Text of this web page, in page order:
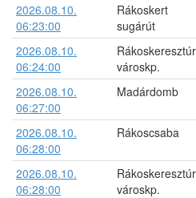
2026.08.10.
06:23:00
Rákoskert
sugárút
2026.08.10.
06:24:00
városkp.
2026.08.10.
06:27:00
Madárdomb
2026.08.10.
06:28:00
Rákoscsaba
2026.08.10.
06:28:00
városkp.